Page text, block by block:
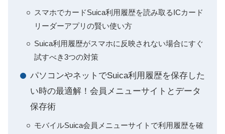
スマホでカードSuica利用履歴を読み取るICカード
リーダーアプリの賢い使い方
Suica利用履歴がスマホに反映されない場合にすぐ
試すべき3つの対策
パソコンやネットでSuica利用履歴を保存した
い時の最適解！会員メニューサイトとデータ
保存術
モバイルSuica会員メニューサイトで利用履歴を確